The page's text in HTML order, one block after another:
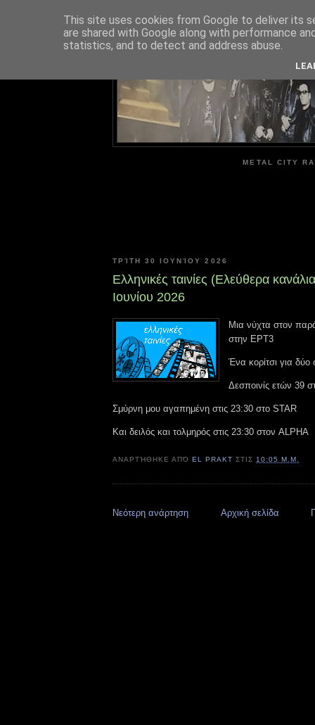
METAL CITY
ΤΡΊΤΗ 30 ΙΟΥΝΊΟΥ 2026
Ελληνικές ταινίες (Ελεύθερα
Ιουνίου 2026
Μια νύχτα στον
στην ΕΡΤ3
Ένα κορίτσι για
Δεσποινίς ετών 39
Σμύρνη μου αγαπημένη στις 23:30 στο STAR
Και δειλός και τολμηρός στις 23:30 στον ALPHA
ΑΝΑΡΤΉΘΗΚΕ ΑΠΌEL PRAKT ΣΤΙΣ10:05 Μ.Μ.
Νεότερη ανάρτηση Αρχική σελίδα
This site uses cookies from Google to deliver its
are shared with Google along with performance
statistics, and to detect and address abuse.